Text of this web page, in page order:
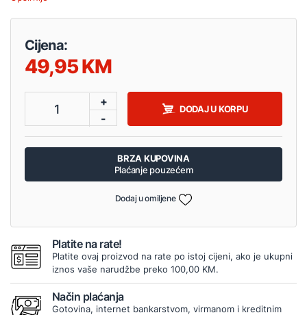
Cijena:
49,95
1
+
-
DODAJ U KORPU
BRZA KUPOVINA
Plaćanje pouzećem
Dodaj u omiljene
Platite na rate!
Platite ovaj proizvod na rate po istoj cijeni, ako je ukupni
iznos vaše narudžbe preko 100,00 KM.
Način plaćanja
Gotovina, internet bankarstvom, virmanom i kreditnim